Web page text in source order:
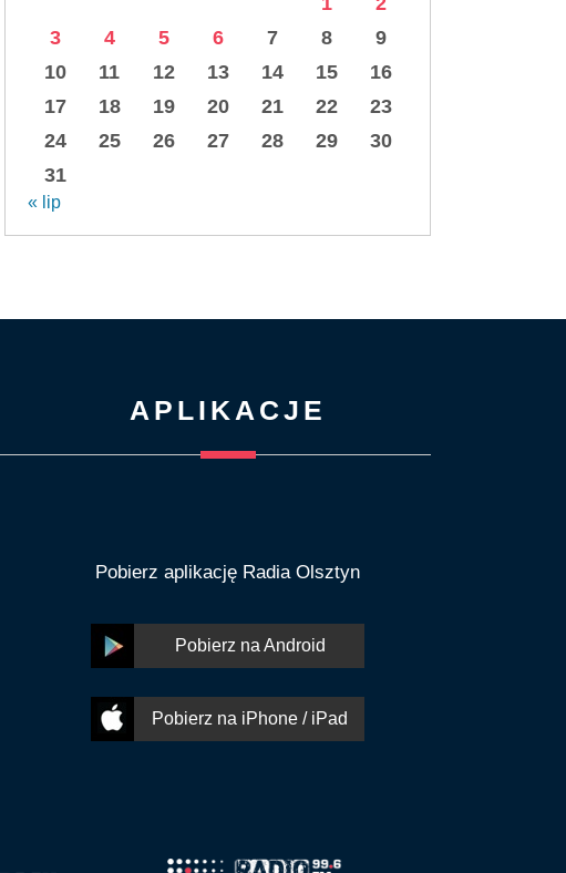
3
4 5 6 7 8
9
10
11 12 13 14 15
16
17
18 19 20 21 22
23
24
25 26 27 28 29
30
31
« lip
APLIKACJE
Pobierz aplikację Radia Olsztyn
Pobierz na Android
Pobierz na iPhone / iPad